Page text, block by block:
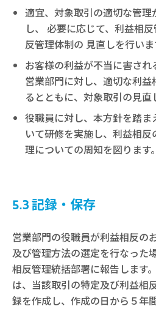
適宜、対象取引の適切な管
し、 必要に応じて、利益相
反管理体制の 見直しを行いま
お客様の利益が不当に害され
営業部門に対し、適切な利
るとともに、対象取引の見直
役職員に対し、本方針を踏
いて研修を実施し、利益相
理についての周知を図ります。
5.3 記録・保存
営業部門の役職員が利益相反の
及び管理方法の選定を行なった
相反管理統括部署に報告します
は、当該取引の特定及び利益相
録を作成し、作成の日から５年